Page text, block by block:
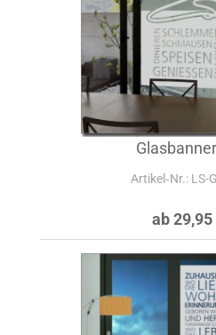
Artikel‑Nr.: LS-
ab 29,95